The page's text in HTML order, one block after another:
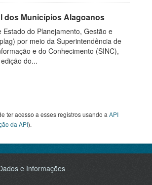
dos Municípios Alagoanos
Estado do Planejamento, Gestão e
por meio da Superintendência de
e do Conhecimento (SINC),
do...
ter acesso a esses registros usando a API
da API).
e Informações